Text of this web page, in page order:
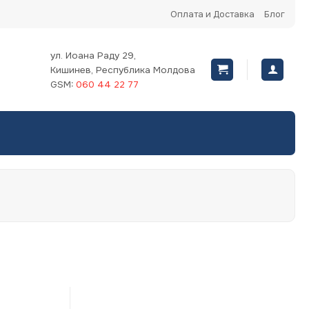
Оплата и Доставка Блог
ул. Иоана Раду 29,
Кишинев, Республика Молдова
GSM: 060 44 22 77